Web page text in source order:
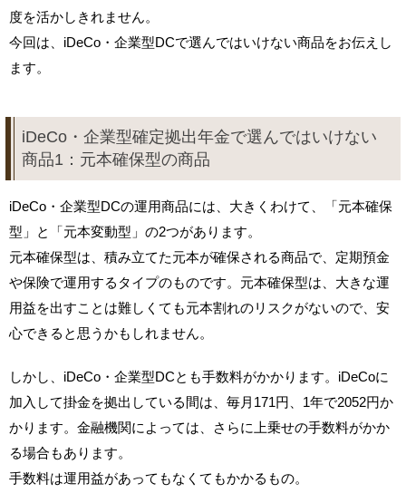
度を活かしきれません。
今回は、iDeCo・企業型DCで選んではいけない商品をお伝えし
ます。
iDeCo・企業型確定拠出年金で選んではいけない
商品1：元本確保型の商品
iDeCo・企業型DCの運用商品には、大きくわけて、「元本確保
型」と「元本変動型」の2つがあります。
元本確保型は、積み立てた元本が確保される商品で、定期預金
や保険で運用するタイプのものです。元本確保型は、大きな運
用益を出すことは難しくても元本割れのリスクがないので、安
心できると思うかもしれません。
しかし、iDeCo・企業型DCとも手数料がかかります。iDeCoに
加入して掛金を拠出している間は、毎月171円、1年で2052円か
かります。金融機関によっては、さらに上乗せの手数料がかか
る場合もあります。
手数料は運用益があってもなくてもかかるもの。